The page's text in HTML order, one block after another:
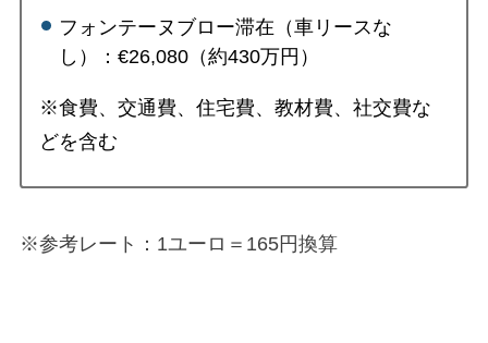
フォンテーヌブロー滞在（車リースな
し）：€26,080（約430万円）
※食費、交通費、住宅費、教材費、社交費な
どを含む
※参考レート：1ユーロ＝165円換算